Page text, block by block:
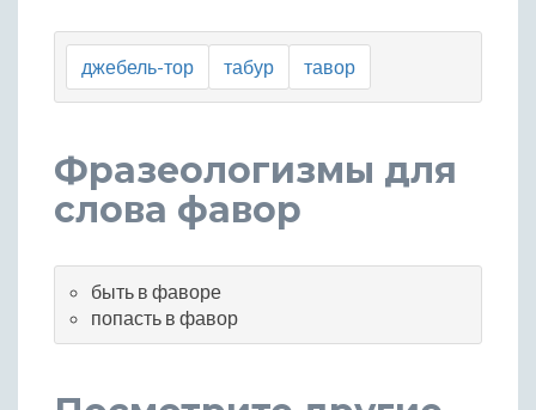
джебель-тор табур тавор
Фразеологизмы для
слова фавор
быть в фаворе
попасть в фавор